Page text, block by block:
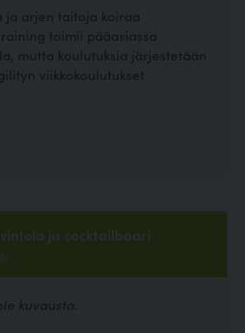
ja arjen taitoja koiraa
toimii pääasiassa
mutta koulutuksia järjestetään
viikkokoulutukset
ja cocktailbaari
kuvausta.